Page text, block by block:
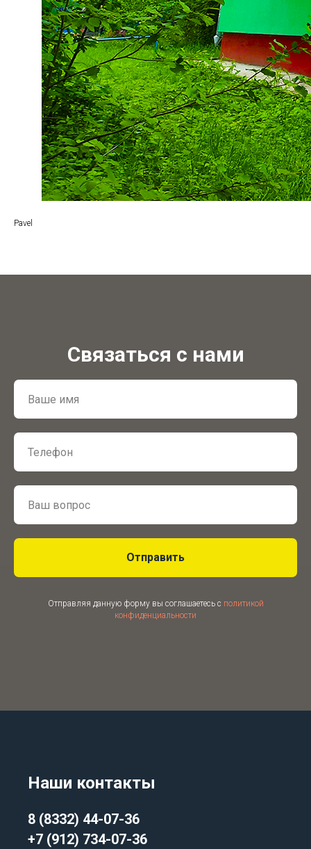
Pavel
Связаться с нами
Отправить
Отправляя данную форму вы соглашаетесь с политикой
конфиденциальности
Наши контакты
8 (8332) 44-07-36
+7 (912) 734-07-36